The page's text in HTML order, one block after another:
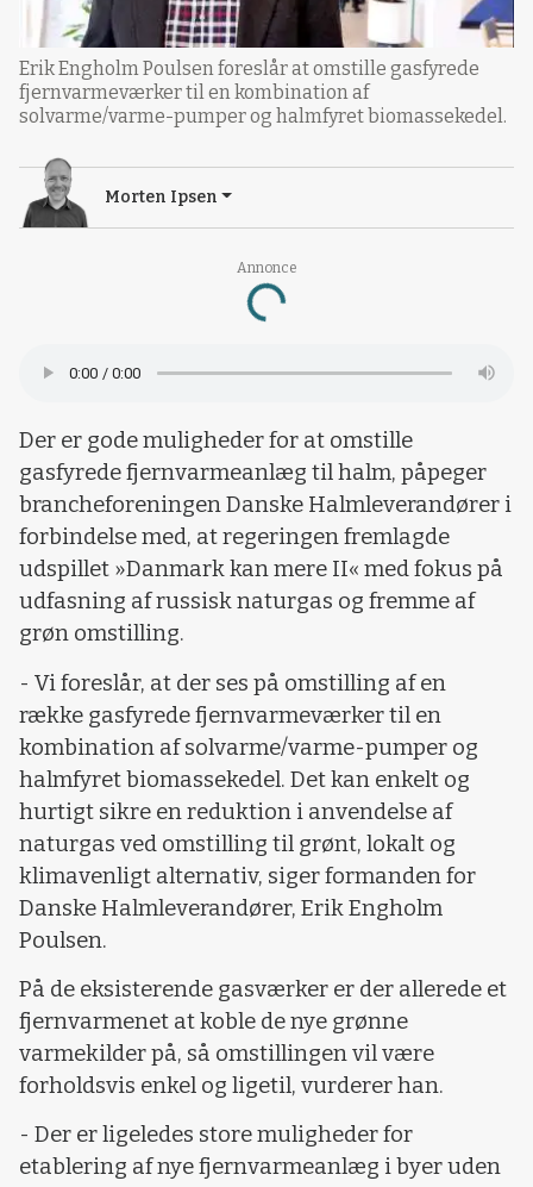
Annonce
Loading...
Erik Engholm Poulsen foreslår at omstille gasfyrede
fjernvarmeværker til en kombination af
solvarme/varme-pumper og halmfyret biomassekedel.
Morten Ipsen
Der er gode muligheder for at omstille
gasfyrede fjernvarmeanlæg til halm, påpeger
brancheforeningen Danske Halmleverandører i
forbindelse med, at regeringen fremlagde
udspillet »Danmark kan mere II« med fokus på
udfasning af russisk naturgas og fremme af
grøn omstilling.
- Vi foreslår, at der ses på omstilling af en
række gasfyrede fjernvarmeværker til en
kombination af solvarme/varme-pumper og
halmfyret biomassekedel. Det kan enkelt og
hurtigt sikre en reduktion i anvendelse af
naturgas ved omstilling til grønt, lokalt og
klimavenligt alternativ, siger formanden for
Danske Halmleverandører, Erik Engholm
Poulsen.
På de eksisterende gasværker er der allerede et
fjernvarmenet at koble de nye grønne
varmekilder på, så omstillingen vil være
forholdsvis enkel og ligetil, vurderer han.
- Der er ligeledes store muligheder for
etablering af nye fjernvarmeanlæg i byer uden